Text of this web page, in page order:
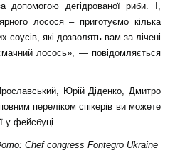
допомогою дегідрованої риби. І,
лосося – приготуємо кілька
соусів, які дозволять вам за лічені
лосось», — повідомляється
Юрій Діденко, Дмитро
переліком спікерів ви можете
у фейсбуці.
Chef congress Fontegro Ukraine